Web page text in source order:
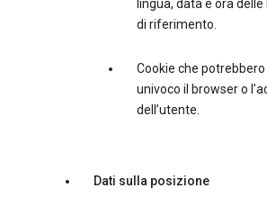
lingua, data e ora
di riferimento.
Cookie che
univoco il browser o
dell’utente.
Dati sulla posizione